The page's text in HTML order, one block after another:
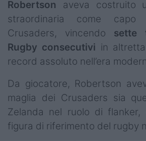
Robertson aveva costruito
straordinaria come capo
Crusaders, vincendo sette
Rugby consecutivi in
record assoluto nell’era
Da giocatore, Robertson
maglia dei Crusaders sia
Zelanda nel ruolo di flanker,
figura di riferimento del rugby